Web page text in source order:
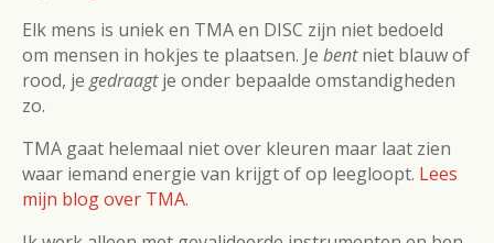
Elk mens is uniek en TMA en DISC zijn niet bedoeld
om mensen in hokjes te plaatsen. Je bentniet blauw of
rood, je gedraagtje onder bepaalde omstandigheden
zo.
TMA gaat helemaal niet over kleuren maar laat zien
waar iemand energie van krijgt of op leegloopt. Lees
mijn blog over TMA.